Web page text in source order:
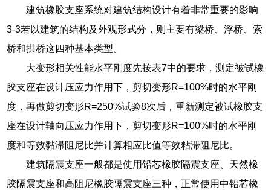
建筑橡胶支座系统对建筑结构设计有着非常重要的影响
3-3若以建筑的结构及外观形式分，则主要有梁桥、浮桥、索
桥和拱桥这四种基本类型。
大变形相关性能水平刚度先按表7中的要求，测定被试橡
胶支座在设计压应力作用下，剪切变形R=100%时的水平刚
度，再做剪切变形R=250%试验8次后，重新测定被试橡胶支
座在设计轴向压应力作用下，剪切变形R=100%时的水平刚
度和等效黏滞阻尼比并计算相应比值等效粘滞阻尼比。
建筑隔震支座一般都是使用铅芯橡胶隔震支座、天然橡
胶隔震支座和高阻尼橡胶隔震支座三种，正常使用中铅芯橡